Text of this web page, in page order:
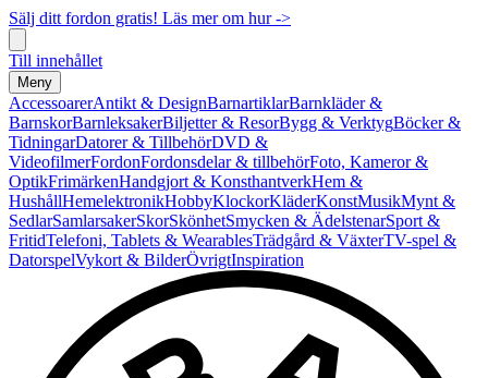
Sälj ditt fordon gratis! Läs mer om hur ->
Till innehållet
Meny
AccessoarerAntikt & DesignBarnartiklarBarnkläder &
BarnskorBarnleksakerBiljetter & ResorBygg & VerktygBöcker &
TidningarDatorer & TillbehörDVD &
VideofilmerFordonFordonsdelar & tillbehörFoto, Kameror &
OptikFrimärkenHandgjort & KonsthantverkHem &
HushållHemelektronikHobbyKlockorKläderKonstMusikMynt &
SedlarSamlarsakerSkorSkönhetSmycken & ÄdelstenarSport &
FritidTelefoni, Tablets & WearablesTrädgård & VäxterTV-spel &
DatorspelVykort & BilderÖvrigtInspiration